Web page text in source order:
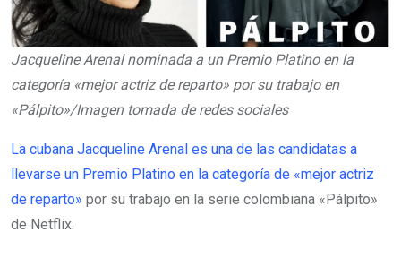
Jacqueline Arenal nominada a un Premio Platino en la
categoría «mejor actriz de reparto» por su trabajo en
«Pálpito»/Imagen tomada de redes sociales
La cubana Jacqueline Arenal es una de las candidatas a
llevarse un Premio Platino en la categoría de «mejor actriz
de reparto» por su trabajo en la serie colombiana «Pálpito»
de Netflix.